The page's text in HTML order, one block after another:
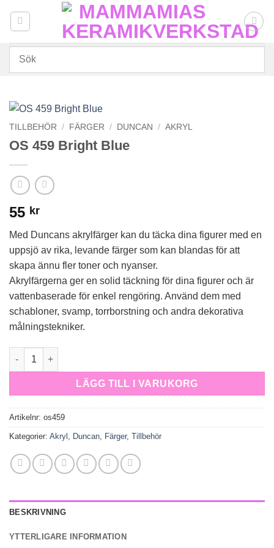
TILLBEHÖR / FÄRGER / DUNCAN / AKRYL
OS 459 Bright Blue
55 kr
Med Duncans akrylfärger kan du täcka dina figurer med en
uppsjö av rika, levande färger som kan blandas för att
skapa ännu fler toner och nyanser.
Akrylfärgerna ger en solid täckning för dina figurer och är
vattenbaserade för enkel rengöring. Använd dem med
schabloner, svamp, torrborstning och andra dekorativa
målningstekniker.
OS 459 Bright Blue mängd
LÄGG TILL I VARUKORG
Artikelnr: os459
Kategorier: Akryl , Duncan, Färger, Tillbehör
BESKRIVNING
YTTERLIGARE INFORMATION